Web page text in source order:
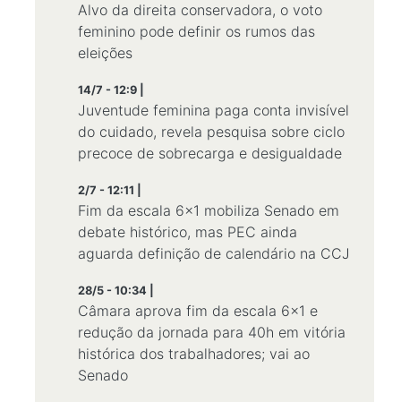
Alvo da direita conservadora, o voto
feminino pode definir os rumos das
eleições
14/7 - 12:9 |
Juventude feminina paga conta invisível
do cuidado, revela pesquisa sobre ciclo
precoce de sobrecarga e desigualdade
2/7 - 12:11 |
Fim da escala 6x1 mobiliza Senado em
debate histórico, mas PEC ainda
aguarda definição de calendário na CCJ
28/5 - 10:34 |
Câmara aprova fim da escala 6x1 e
redução da jornada para 40h em vitória
histórica dos trabalhadores; vai ao
Senado